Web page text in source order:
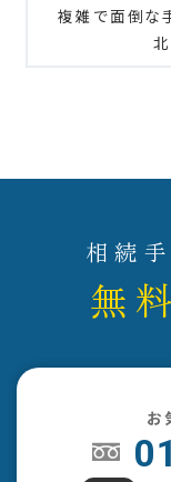
複雑で面倒な
相続
無
お